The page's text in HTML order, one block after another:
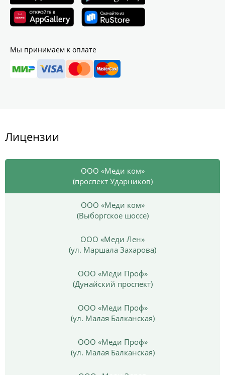
Мы принимаем к оплате
Лицензии
ООО «Меди ком»
(проспект Ударников)
ООО «Меди ком»
(Выборгское шоссе)
ООО «Меди Лен»
(ул. Маршала Захарова)
ООО «Меди Проф»
(Дунайский проспект)
ООО «Меди Проф»
(ул. Малая Балканская)
ООО «Меди Проф»
(ул. Малая Балканская)